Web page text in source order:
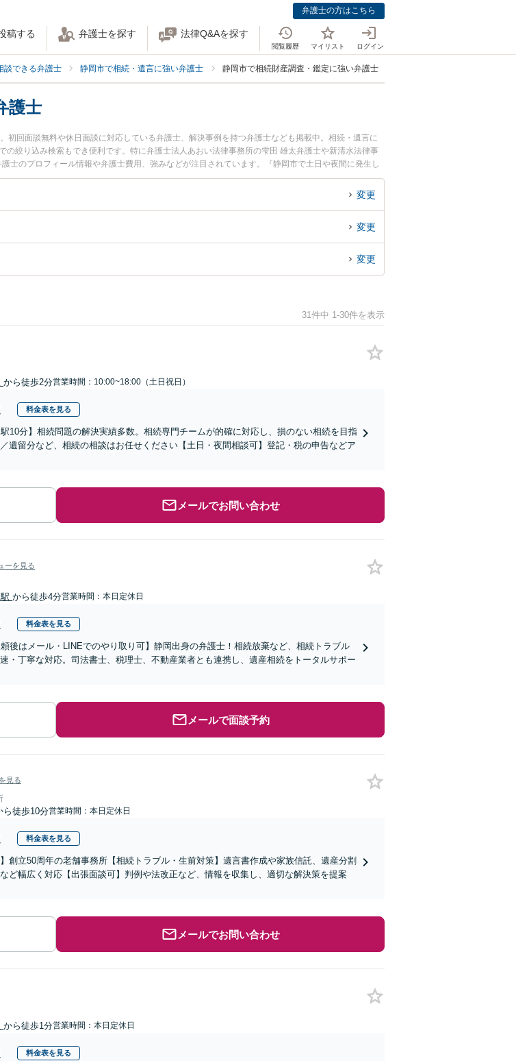
弁護士の方はこちら
稿する 弁護士を探す 法律Q&Aを探す
閲覧履歴 マイリスト ログイン
談できる弁護士 静岡市で相続・遺言に強い弁護士 静岡市で相続財産調査・鑑定に強い弁護士
護士
回面談無料や休日面談に対応している弁護士、解決事例を持つ弁護士なども掲載中。相続・遺言に
絞り込み検索もでき便利です。特に弁護士法人あおい法律事務所の雫田 雄太弁護士や新清水法律事
士のプロフィール情報や弁護士費用、強みなどが注目されています。『静岡市で土日や夜間に発生し
調査・鑑定のトラブル解決の実績豊富な近くの弁護士を検索したい』『初回相談無料で相続財産調
りの相談者さんにおすすめです。
変更
変更
変更
31件中 1-30件を表示
から徒歩2分営業時間：10:00~18:00（土日祝日）
料金表を見る
駅10分】相続問題の解決実績多数。相続専門チームが的確に対応し、損のない相続を目指
遺留分など、相続の相談はお任せください【土日・夜間相談可】登記・税の申告などア
メールでお問い合わせ
ーを見る
から徒歩4分営業時間：本日定休日
料金表を見る
頼後はメール・LINEでのやり取り可】静岡出身の弁護士！相続放棄など、相続トラブル
・丁寧な対応。司法書士、税理士、不動産業者とも連携し、遺産相続をトータルサポー
メールで面談予約
見る
ら徒歩10分営業時間：本日定休日
料金表を見る
創立50周年の老舗事務所【相続トラブル・生前対策】遺言書作成や家族信託、遺産分割
ど幅広く対応【出張面談可】判例や法改正など、情報を収集し、適切な解決策を提案
メールでお問い合わせ
から徒歩1分営業時間：本日定休日
料金表を見る